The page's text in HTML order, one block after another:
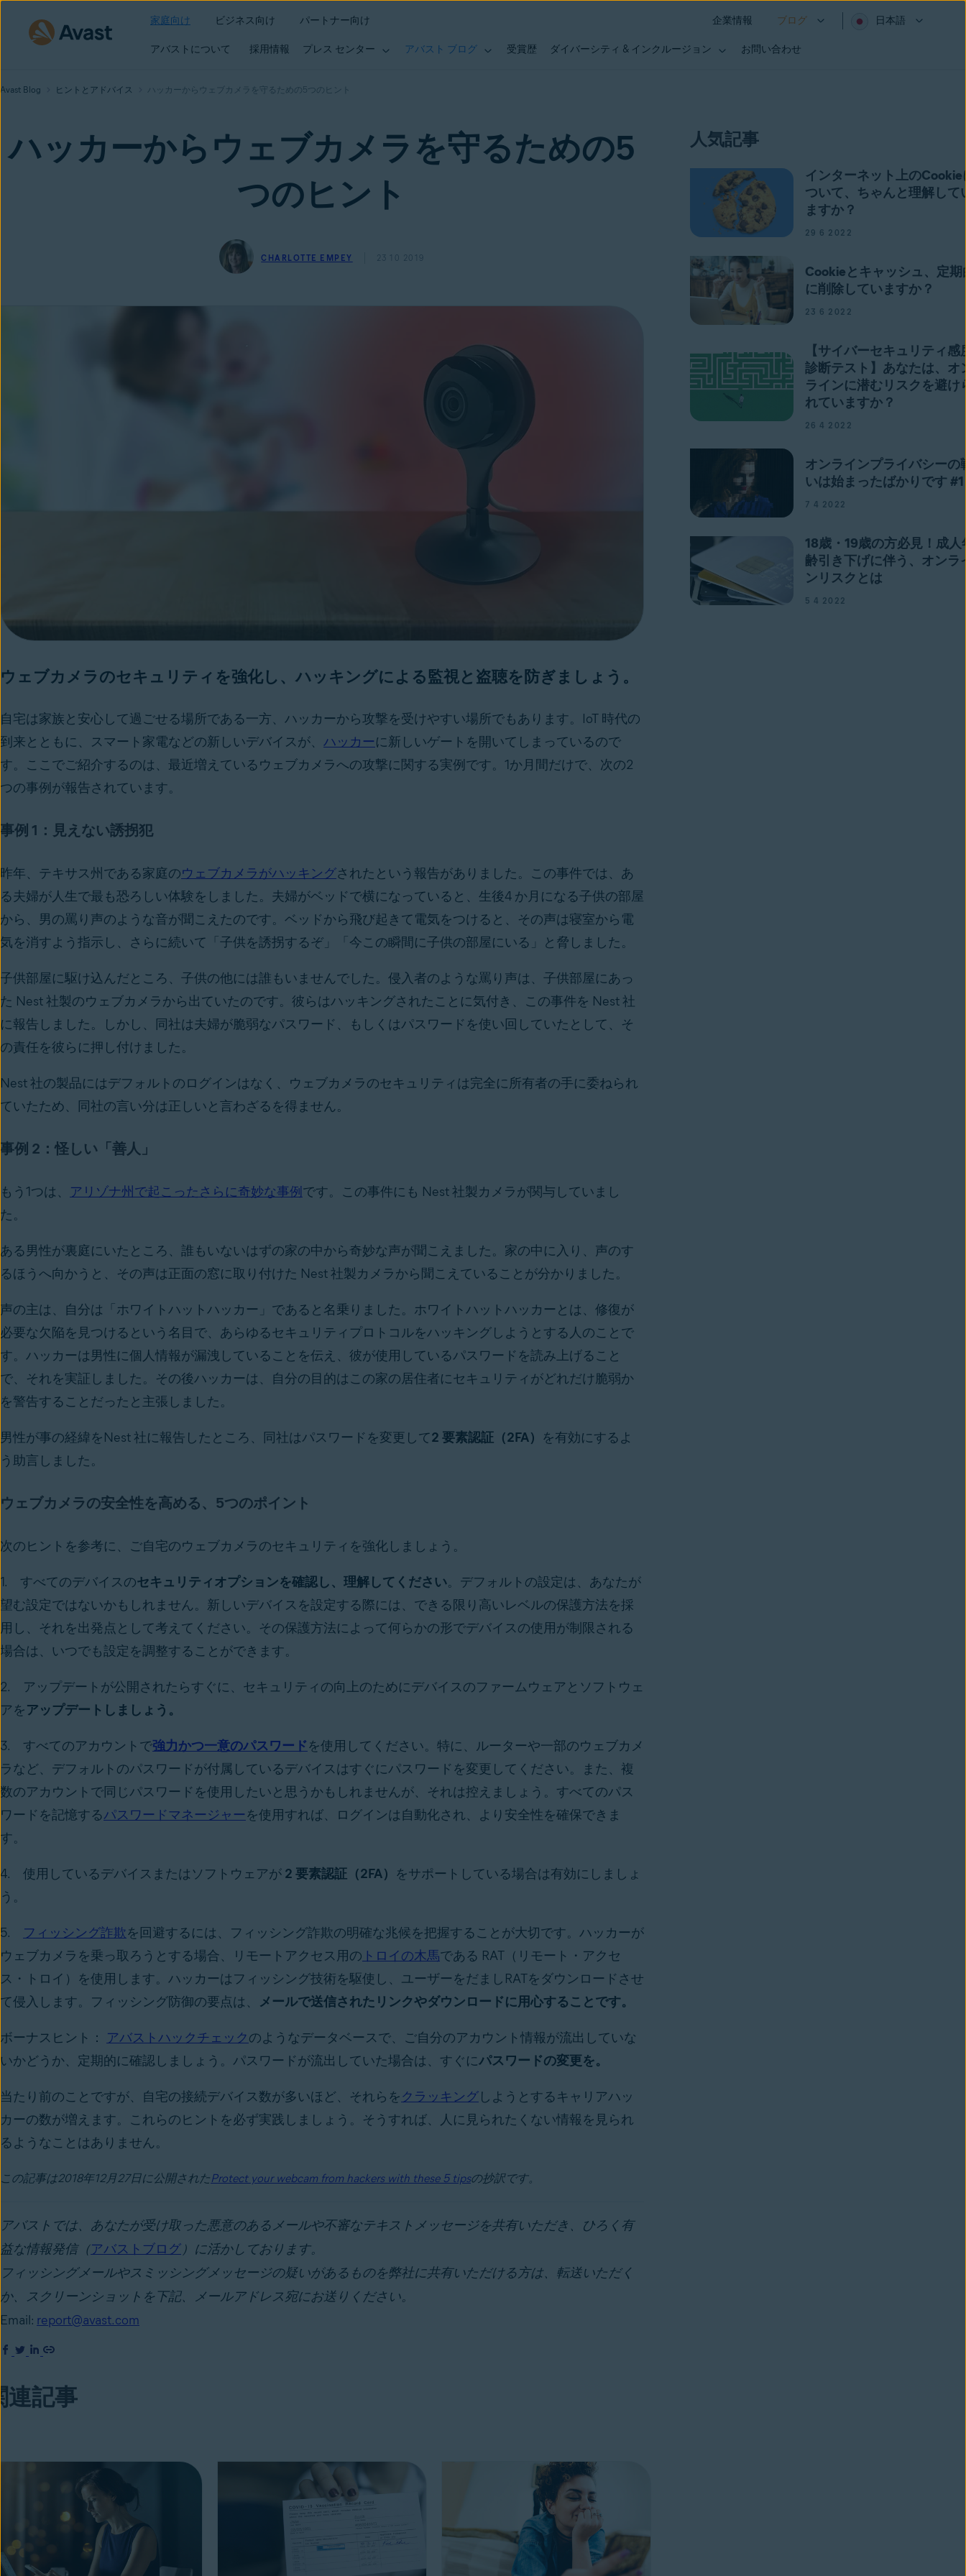
家庭向け ビジネス向け パートナー向け 企業情報 ブログ 日本語
アバストについて 採用情報 プレス センター アバスト ブログ 受賞歴 ダイバーシティ & インクルージョン お問い合わせ
Avast Blog ヒントとアドバイス ハッカーからウェブカメラを守るための5つのヒント
ハッカーからウェブカメラを守るための5
つのヒント
CHARLOTTE EMPEY 23 10 2019
ウェブカメラのセキュリティを強化し、ハッキングによる監視と盗聴を防ぎましょう。
自宅は家族と安心して過ごせる場所である一方、ハッカーから攻撃を受けやすい場所でもあります。IoT 時代の
到来とともに、スマート家電などの新しいデバイスが、 ハッカーに新しいゲートを開いてしまっているので
す。ここでご紹介するのは、最近増えているウェブカメラへの攻撃に関する実例です。1か月間だけで、次の2
つの事例が報告されています。
事例 1：見えない誘拐犯
昨年、テキサス州である家庭のウェブカメラがハッキングされたという報告がありました。この事件では、あ
る夫婦が人生で最も恐ろしい体験をしました。夫婦がベッドで横になっていると、生後4 か月になる子供の部屋
から、男の罵り声のような音が聞こえたのです。ベッドから飛び起きて電気をつけると、その声は寝室から電
気を消すよう指示し、さらに続いて「子供を誘拐するぞ」「今この瞬間に子供の部屋にいる」と脅しました。
子供部屋に駆け込んだところ、子供の他には誰もいませんでした。侵入者のような罵り声は、子供部屋にあっ
た Nest 社製のウェブカメラから出ていたのです。彼らはハッキングされたことに気付き、この事件を Nest 社
に報告しました。しかし、同社は夫婦が脆弱なパスワード、もしくはパスワードを使い回していたとして、そ
の責任を彼らに押し付けました。
Nest 社の製品にはデフォルトのログインはなく、ウェブカメラのセキュリティは完全に所有者の手に委ねられ
ていたため、同社の言い分は正しいと言わざるを得ません。
事例 2：怪しい「善人」
もう1つは、 アリゾナ州で起こったさらに奇妙な事例 です。この事件にも Nest 社製カメラが関与していまし
た。
ある男性が裏庭にいたところ、誰もいないはずの家の中から奇妙な声が聞こえました。家の中に入り、声のす
るほうへ向かうと、その声は正面の窓に取り付けた Nest 社製カメラから聞こえていることが分かりました。
声の主は、自分は「ホワイトハットハッカー」であると名乗りました。ホワイトハットハッカーとは、修復が
必要な欠陥を見つけるという名目で、あらゆるセキュリティプロトコルをハッキングしようとする人のことで
す。ハッカーは男性に個人情報が漏洩していることを伝え、彼が使用しているパスワードを読み上げること
で、それを実証しました。その後ハッカーは、自分の目的はこの家の居住者にセキュリティがどれだけ脆弱か
を警告することだったと主張しました。
男性が事の経緯をNest 社に報告したところ、同社はパスワードを変更して2 要素認証（2FA） を有効にするよ
う助言しました。
ウェブカメラの安全性を高める、5つのポイント
次のヒントを参考に、ご自宅のウェブカメラのセキュリティを強化しましょう。
1. すべてのデバイスのセキュリティオプションを確認し、理解してください。デフォルトの設定は、あなたが
望む設定ではないかもしれません。新しいデバイスを設定する際には、できる限り高いレベルの保護方法を採
用し、それを出発点として考えてください。その保護方法によって何らかの形でデバイスの使用が制限される
場合は、いつでも設定を調整することができます。
2. アップデートが公開されたらすぐに、セキュリティの向上のためにデバイスのファームウェアとソフトウェ
アをアップデートしましょう。
3. すべてのアカウントで強力かつ一意のパスワードを使用してください。特に、ルーターや一部のウェブカメ
ラなど、デフォルトのパスワードが付属しているデバイスはすぐにパスワードを変更してください。また、複
数のアカウントで同じパスワードを使用したいと思うかもしれませんが、それは控えましょう。すべてのパス
ワードを記憶するパスワードマネージャーを使用すれば、ログインは自動化され、より安全性を確保できま
す。
4. 使用しているデバイスまたはソフトウェアが 2 要素認証（2FA） をサポートしている場合は有効にしましょ
う。
5. フィッシング詐欺を回避するには、フィッシング詐欺の明確な兆候を把握することが大切です。ハッカーが
ウェブカメラを乗っ取ろうとする場合、リモートアクセス用の トロイの木馬である RAT（リモート・アクセ
ス・トロイ）を使用します。ハッカーはフィッシング技術を駆使し、ユーザーをだましRATをダウンロードさせ
て侵入します。フィッシング防御の要点は、 メールで送信されたリンクやダウンロードに用心することです。
ボーナスヒント： アバストハックチェックのようなデータベースで、ご自分のアカウント情報が流出していな
いかどうか、定期的に確認しましょう。パスワードが流出していた場合は、すぐにパスワードの変更を。
当たり前のことですが、自宅の接続デバイス数が多いほど、それらをクラッキングしようとするキャリアハッ
カーの数が増えます。これらのヒントを必ず実践しましょう。そうすれば、人に見られたくない情報を見られ
るようなことはありません。
この記事は2018年12月27日に公開されたProtect your webcam from hackers with these 5 tipsの抄訳です。
アバストでは、あなたが受け取った悪意のあるメールや不審なテキストメッセージを共有いただき、ひろく有
益な情報発信（アバストブログ）に活かしております。
フィッシングメールやスミッシングメッセージの疑いがあるものを弊社に共有いただける方は、転送いただく
か、スクリーンショットを下記、メールアドレス宛にお送りください。
Email: report@avast.com
連記事
人気記事
インターネット上のCookie
ついて、ちゃんと理解して
ますか？
29 6 2022
Cookieとキャッシュ、定期
に削除していますか？
23 6 2022
【サイバーセキュリティ感
診断テスト】あなたは、オ
ラインに潜むリスクを避け
れていますか？
26 4 2022
オンラインプライバシーの
いは始まったばかりです #1
7 4 2022
18歳・19歳の方必見！成人
齢引き下げに伴う、オンラ
ンリスクとは
5 4 2022